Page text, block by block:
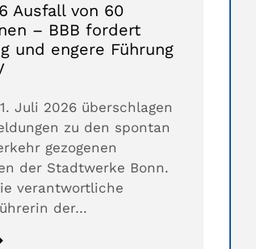
Ausfall von 60
– BBB fordert
und engere Führung
Juli 2026 überschlagen
zu den spontan
gezogenen
der Stadtwerke Bonn.
verantwortliche
der…